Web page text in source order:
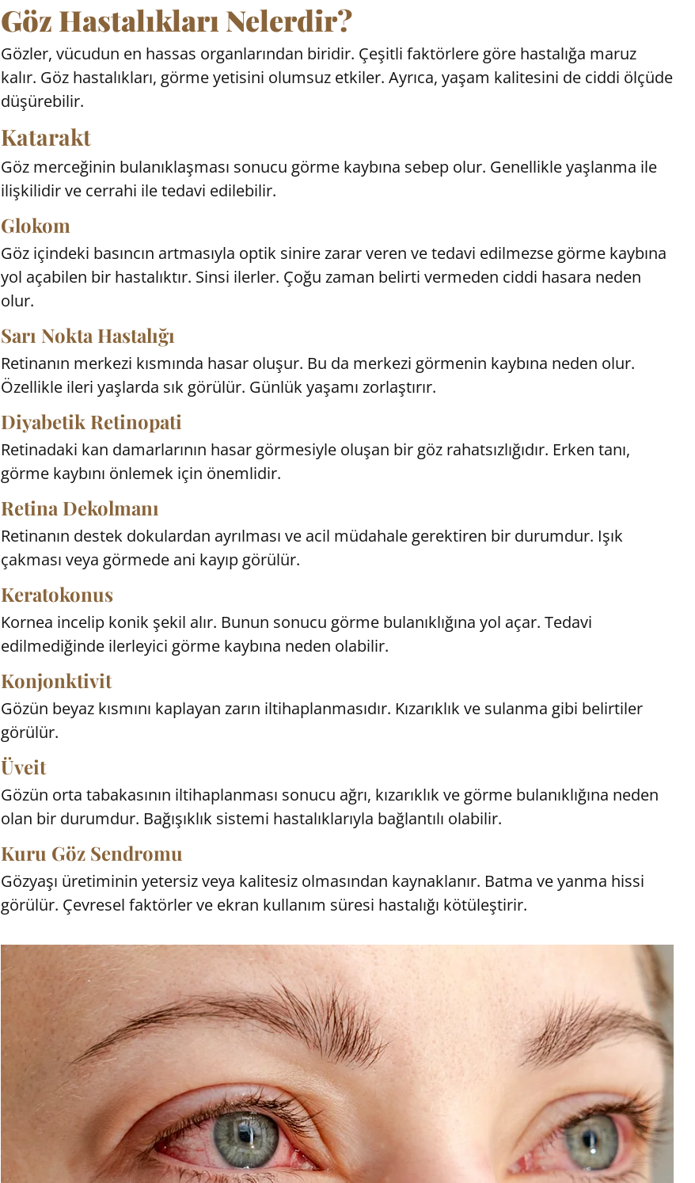
Göz Hastalıkları Nelerdir?
Gözler, vücudun en hassas organlarından biridir. Çeşitli faktörlere göre hastalığa maruz
kalır. Göz hastalıkları, görme yetisini olumsuz etkiler. Ayrıca, yaşam kalitesini de ciddi ölçüde
düşürebilir.
Katarakt
Göz merceğinin bulanıklaşması sonucu görme kaybına sebep olur. Genellikle yaşlanma ile
ilişkilidir ve cerrahi ile tedavi edilebilir.
Glokom
Göz içindeki basıncın artmasıyla optik sinire zarar veren ve tedavi edilmezse görme kaybına
yol açabilen bir hastalıktır. Sinsi ilerler. Çoğu zaman belirti vermeden ciddi hasara neden
olur.
Sarı Nokta Hastalığı
Retinanın merkezi kısmında hasar oluşur. Bu da merkezi görmenin kaybına neden olur.
Özellikle ileri yaşlarda sık görülür. Günlük yaşamı zorlaştırır.
Diyabetik Retinopati
Retinadaki kan damarlarının hasar görmesiyle oluşan bir göz rahatsızlığıdır. Erken tanı,
görme kaybını önlemek için önemlidir.
Retina Dekolmanı
Retinanın destek dokulardan ayrılması ve acil müdahale gerektiren bir durumdur. Işık
çakması veya görmede ani kayıp görülür.
Keratokonus
Kornea incelip konik şekil alır. Bunun sonucu görme bulanıklığına yol açar. Tedavi
edilmediğinde ilerleyici görme kaybına neden olabilir.
Konjonktivit
Gözün beyaz kısmını kaplayan zarın iltihaplanmasıdır. Kızarıklık ve sulanma gibi belirtiler
görülür.
Üveit
Gözün orta tabakasının iltihaplanması sonucu ağrı, kızarıklık ve görme bulanıklığına neden
olan bir durumdur. Bağışıklık sistemi hastalıklarıyla bağlantılı olabilir.
Kuru Göz Sendromu
Gözyaşı üretiminin yetersiz veya kalitesiz olmasından kaynaklanır. Batma ve yanma hissi
görülür. Çevresel faktörler ve ekran kullanım süresi hastalığı kötüleştirir.